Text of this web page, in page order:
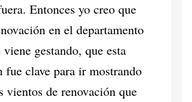
Entonces yo creo que
en el departamento
gestando, que esta
fue clave para ir mostrando
vientos de renovación que